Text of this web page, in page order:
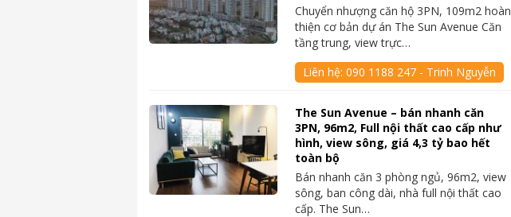
Chuyển nhượng căn hộ 3PN, 109m2 hoàn
thiện cơ bản dự án The Sun Avenue Căn
tầng trung, view trực…
Liên hệ:090 1188 247 - Trinh Nguyễn
The Sun Avenue – bán nhanh căn
3PN, 96m2, Full nội thất cao cấp như
hình, view sông, giá 4,3 tỷ bao hết
toàn bộ
Bán nhanh căn 3 phòng ngủ, 96m2, view
sông, ban công dài, nhà full nội thất cao
cấp. The Sun…